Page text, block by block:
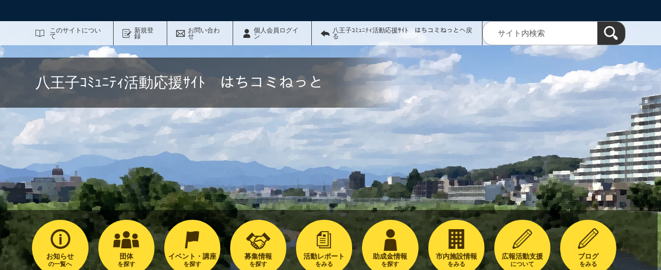
このサイトについ
て
新規登
録
お問い合わ
せ
個人会員ログイ
ン
八王子ｺﾐｭﾆﾃｨ活動応援ｻｲﾄ はちコミねっとへ戻
る
八王子ｺﾐｭﾆﾃｨ活動応援ｻｲﾄ はちコミねっと
お知らせ
の一覧へ
団体
を探す
イベント・講座
を探す
募集情報
を探す
活動レポート
をみる
助成金情報
を探す
市内施設情報
をみる
広報活動支援
について
ブログ
をみる